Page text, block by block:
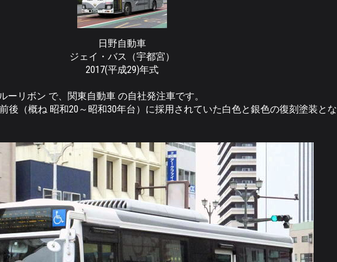
日野自動車
ジェイ・バス（宇都宮）
2017(平成29)年式
ーリボン で、関東自動車 の自社発注車です。
後（概ね 昭和20～昭和30年台）に採用されていた白色と銀色の復刻塗装とな